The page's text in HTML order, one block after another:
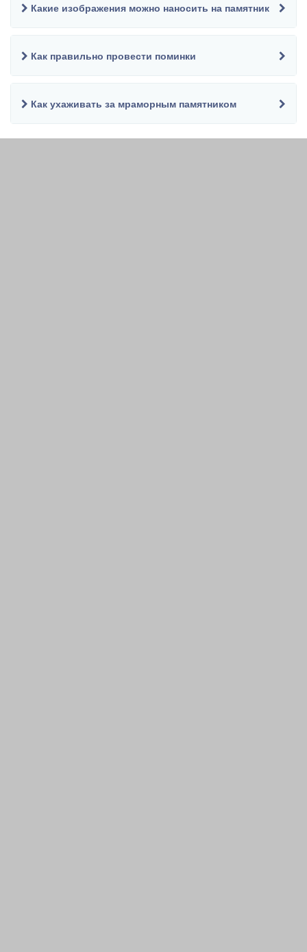
Какие изображения можно наносить на памятник
Как правильно провести поминки
Как ухаживать за мраморным памятником